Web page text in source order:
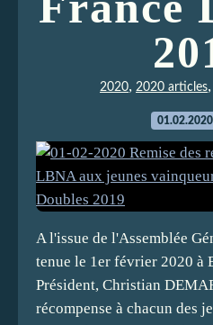
2020, 2020 articles,
01.02.2020
A l'issue de l'Assemblée
tenue le 1er février 2020 à
Président, Christian
récompense à chacun des